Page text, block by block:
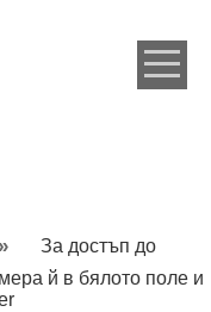
»
За достъп до
й в бялото поле и